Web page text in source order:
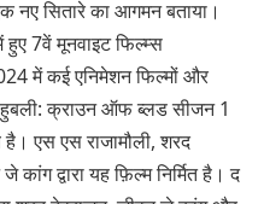
नए सितारे का आगमन बताया।
7वें मूनवाइट फिल्म्स
में कई एनिमेशन फिल्मों और
क्राउन ऑफ ब्लड सीजन 1
एस एस राजामौली, शरद
द्वारा यह फ़िल्म निर्मित है। द